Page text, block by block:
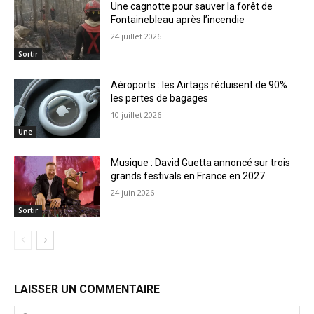
Sortir
Une cagnotte pour sauver la forêt de
Fontainebleau après l’incendie
24 juillet 2026
Une
Aéroports : les Airtags réduisent de 90%
les pertes de bagages
10 juillet 2026
Sortir
Musique : David Guetta annoncé sur trois
grands festivals en France en 2027
24 juin 2026
LAISSER UN COMMENTAIRE